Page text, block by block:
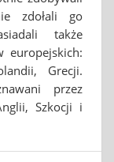
zdołali go
także
europejskich:
Grecji.
przez
Szkocji i